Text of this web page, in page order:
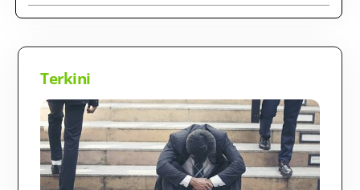
Terkini